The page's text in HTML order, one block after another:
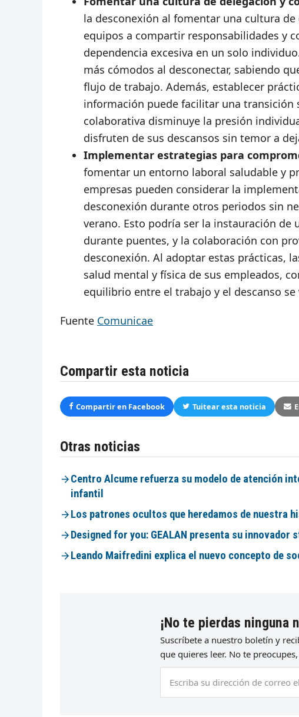
la desconexión al fomentar una cultura
equipos a compartir responsabilidades y
dependencia excesiva en un solo
más cómodos al desconectar, sabiendo
flujo de trabajo. Además, establecer
información puede facilitar una transición
colaborativa disminuye la presión
disfruten de sus descansos sin temor a
Implementar estrategias para
fomentar un entorno laboral saludable y
empresas pueden considerar la
desconexión durante otros periodos sin
verano. Esto podría ser la instauración
durante puentes, y la colaboración con
desconexión. Al adoptar estas prácticas,
salud mental y física de sus empleados,
equilibrio entre el trabajo y el descanso
Fuente Comunicae
Compartir esta noticia
Compartir en Facebook Tuitear esta noticia
Otras noticias
Centro Alcume refuerza su modelo de atención
infantil
Los patrones ocultos que heredamos de nuestra
Designed for you: GEALAN presenta su innovador
Leando Maifredini explica el nuevo concepto de
¡No te pierdas ninguna
Suscríbete a nuestro boletín y
que quieres leer. No te